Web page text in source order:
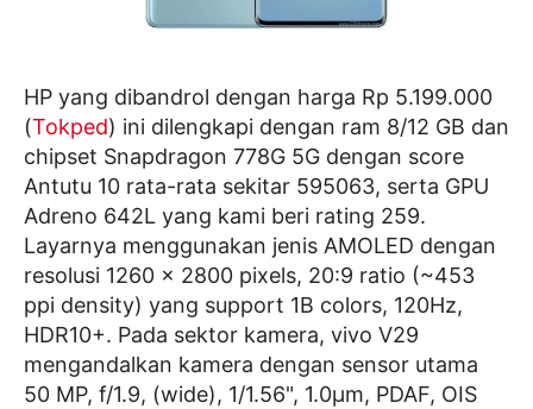
HP yang dibandrol dengan harga Rp 5.199.000
(Tokped) ini dilengkapi dengan ram 8/12 GB dan
chipset Snapdragon 778G 5G dengan score
Antutu 10 rata-rata sekitar 595063, serta GPU
Adreno 642L yang kami beri rating 259.
Layarnya menggunakan jenis AMOLED dengan
resolusi 1260 x 2800 pixels, 20:9 ratio (~453
ppi density) yang support 1B colors, 120Hz,
HDR10+. Pada sektor kamera, vivo V29
mengandalkan kamera dengan sensor utama
50 MP, f/1.9, (wide), 1/1.56", 1.0µm, PDAF, OIS